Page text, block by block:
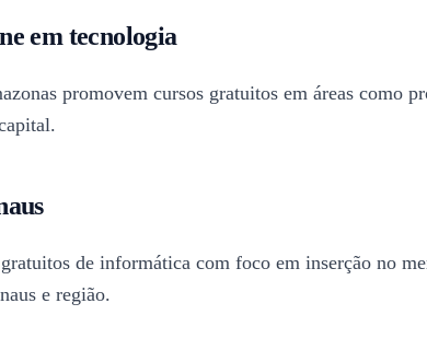
em tecnologia
promovem cursos gratuitos em áreas como
de informática com foco em inserção no
e região.